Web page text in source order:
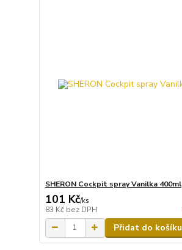
SHERON Cockpit spray Vanilka 400ml
101 Kč/ks
83 Kč bez DPH
Přidat do košíku